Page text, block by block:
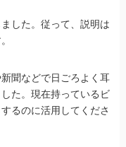
した。従って、説明は
聞などで日ごろよく耳
た。現在持っているビ
るのに活用してくださ